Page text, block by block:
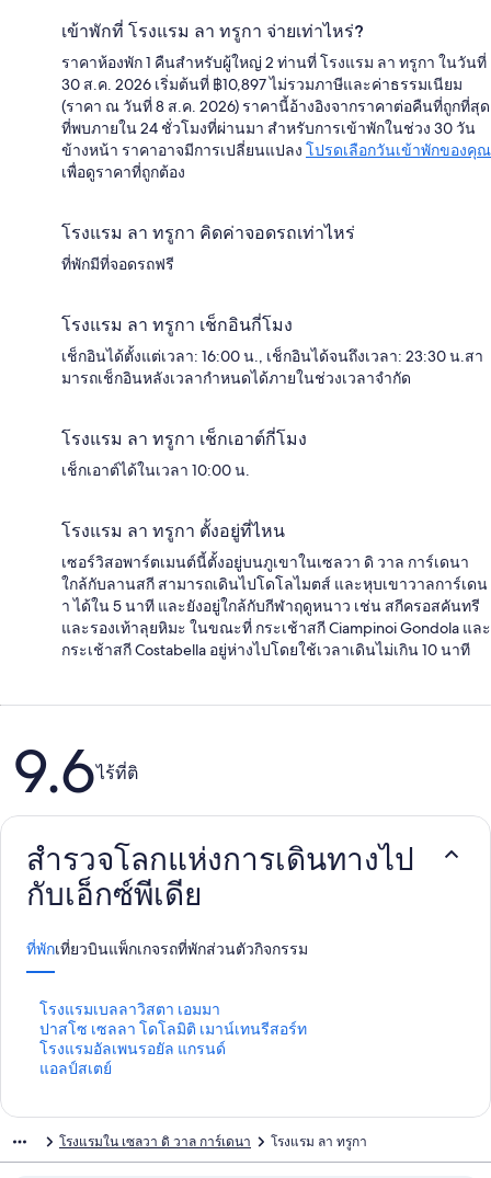
เข้าพักที่ โรงแรม ลา ทรูกา จ่ายเท่าไหร่?
ราคาห้องพัก 1 คืนสำหรับผู้ใหญ่ 2 ท่านที่ โรงแรม ลา ทรูกา ในวันที่
30 ส.ค. 2026 เริ่มต้นที่ ฿10,897 ไม่รวมภาษีและค่าธรรมเนียม
(ราคา ณ วันที่ 8 ส.ค. 2026) ราคานี้อ้างอิงจากราคาต่อคืนที่ถูกที่สุด
ที่พบภายใน 24 ชั่วโมงที่ผ่านมา สำหรับการเข้าพักในช่วง 30 วัน
ข้างหน้า ราคาอาจมีการเปลี่ยนแปลง โปรดเลือกวันเข้าพักของคุณ
เพื่อดูราคาที่ถูกต้อง
โรงแรม ลา ทรูกา คิดค่าจอดรถเท่าไหร่
ที่พักมีที่จอดรถฟรี
โรงแรม ลา ทรูกา เช็กอินกี่โมง
เช็กอินได้ตั้งแต่เวลา: 16:00 น., เช็กอินได้จนถึงเวลา: 23:30 น.สา
มารถเช็กอินหลังเวลากำหนดได้ภายในช่วงเวลาจำกัด
โรงแรม ลา ทรูกา เช็กเอาต์กี่โมง
เช็กเอาต์ได้ในเวลา 10:00 น.
โรงแรม ลา ทรูกา ตั้งอยู่ที่ไหน
เซอร์วิสอพาร์ตเมนต์นี้ตั้งอยู่บนภูเขาในเซลวา ดิ วาล การ์เดนา
ใกล้กับลานสกี สามารถเดินไปโดโลไมตส์ และหุบเขาวาลการ์เดน
า ได้ใน 5 นาที และยังอยู่ใกล้กับกีฬาฤดูหนาว เช่น สกีครอสคันทรี
และรองเท้าลุยหิมะ ในขณะที่ กระเช้าสกี Ciampinoi Gondola และ
กระเช้าสกี Costabella อยู่ห่างไปโดยใช้เวลาเดินไม่เกิน 10 นาที
รีวิว
9.6ไร้ที่ติ
สำรวจโลกแห่งการเดินทางไป
กับเอ็กซ์พีเดีย
ที่พักเที่ยวบินแพ็กเกจรถที่พักส่วนตัวกิจกรรม
โรงแรมเบลลาวิสตา เอมมา
ลิ
ง
ก์
ม
ฐ
า
ปาสโซ เซลลา โดโลมิติ เมาน์เทนรีสอร์ท
ลิ
ง
ก์
ร
ฐ
โรงแรมอัลเพนรอยัล แกรนด์
ลิ
ง
ต
ร
แอลป์สเตย์
ลิ
า
ต
โรงแรมใน เซลวา ดิ วาล การ์เดนา โรงแรม ลา ทรูกา